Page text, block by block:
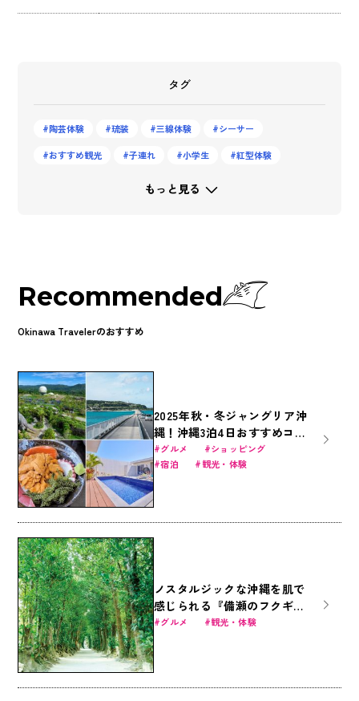
タグ
陶芸体験 琉装 三線体験 シーサー
おすすめ観光 子連れ 小学生 紅型体験
もっと見る
Recommended
Okinawa Travelerのおすすめ
2025年秋・冬ジャングリア沖
縄！沖縄3泊4日おすすめコー
ス｜沖縄美ら海水族館・ジャ
ングリア沖縄・国際通りを遊
グルメ
ショッピング
宿泊
観光・体験
ノスタルジックな沖縄を肌で
感じられる『備瀬のフクギ並
木の楽しみ方』
グルメ 観光・体験